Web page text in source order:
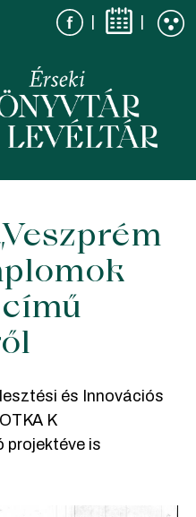
| |
és Innovációs
K
projektéve is